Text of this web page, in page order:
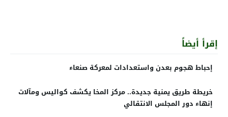
إقرأ أيضاً
إحباط هجوم بعدن واستعدادات لمعركة صنعاء
خريطة طريق يمنية جديدة.. مركز المخا يكشف كواليس ومآلات
إنهاء دور المجلس الانتقالي